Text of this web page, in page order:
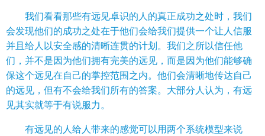
我们看看那些有远见卓识的人的真正成功之处时，我们
会发现他们的成功之处在于他们会给我们提供一个让人信服
并且给人以安全感的清晰连贯的计划。我们之所以信任他
们，并不是因为他们拥有完美的远见，而是因为他们能够确
保这个远见在自己的掌控范围之内。他们会清晰地传达自己
的远见，但有不会给我们所有的答案。大部分人认为，有远
见其实就等于有说服力。
有远见的人给人带来的感觉可以用两个系统模型来说